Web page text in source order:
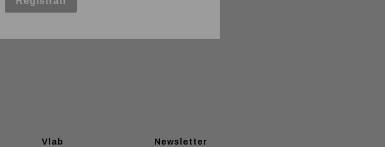
Vlab
Newsletter